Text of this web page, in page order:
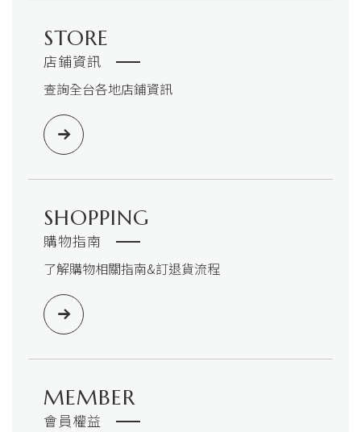
STORE
店鋪資訊
查詢全台各地店鋪資訊
SHOPPING
購物指南
了解購物相關指南&訂退貨流程
MEMBER
會員權益